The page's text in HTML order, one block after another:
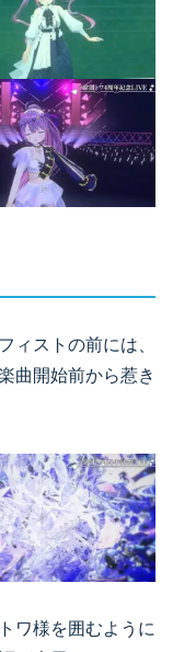
ィストの前には、
曲開始前から惹き
ワ様を囲むように